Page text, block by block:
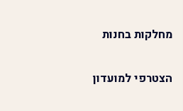
מחלקות בחנות
הצטרפי למועדון